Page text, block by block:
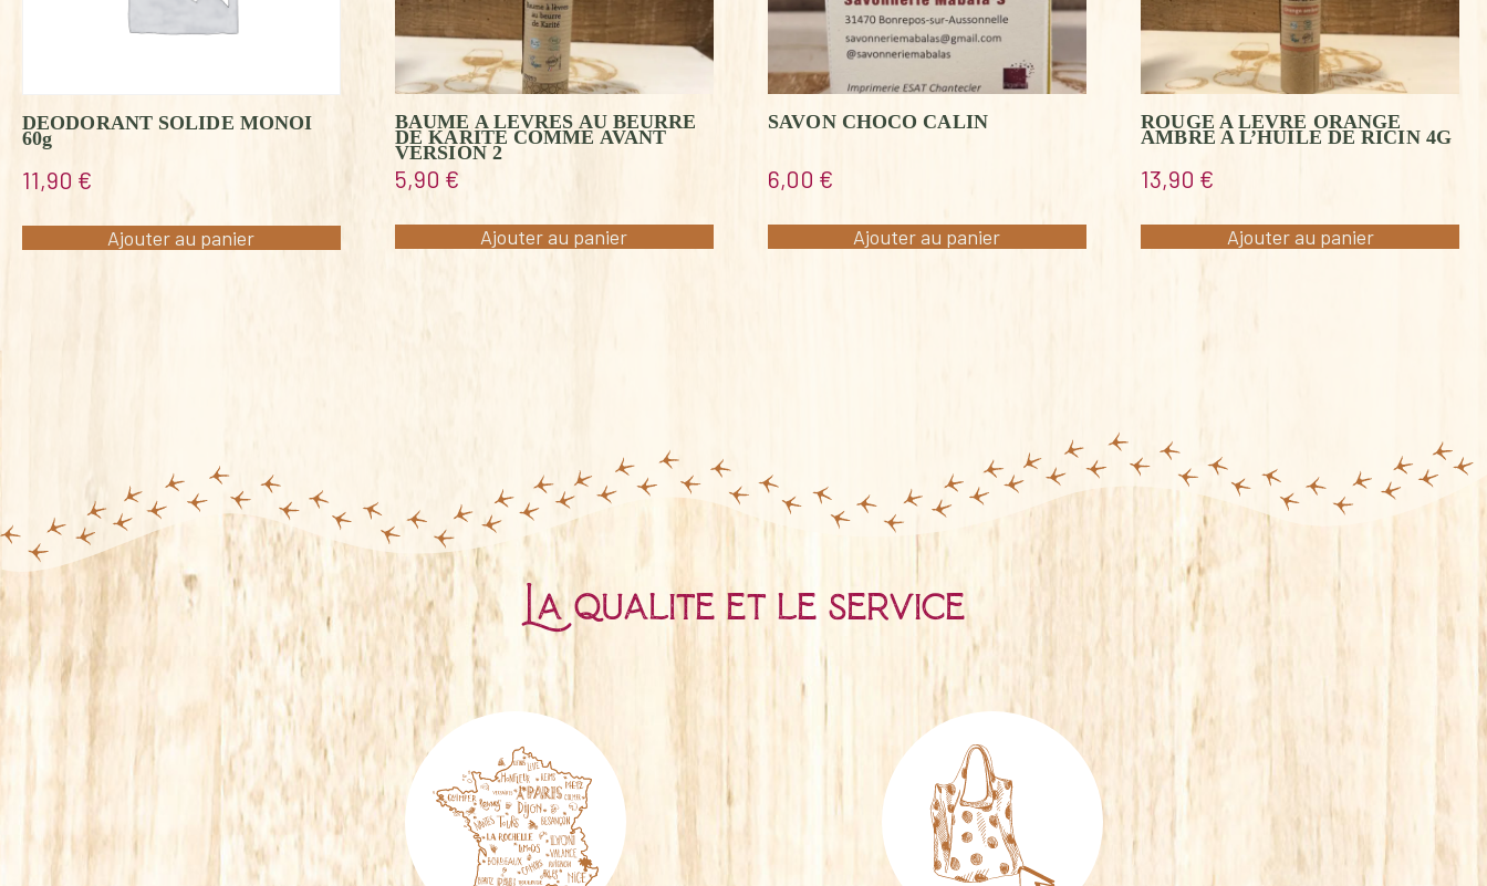
DEODORANT SOLIDE MONOI
60g
11,90 €
Ajouter au panier
BAUME A LEVRES AU BEURRE
DE KARITE COMME AVANT
VERSION 2
5,90 €
Ajouter au panier
SAVON CHOCO CALIN
6,00 €
Ajouter au panier
ROUGE A LEVRE ORANGE
AMBRE A L’HUILE DE RICIN 4G
13,90 €
Ajouter au panier
La qualité et le service